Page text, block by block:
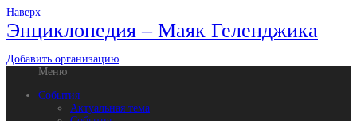
Наверх
Энциклопедия – Маяк Геленджика
Добавить организацию
Меню
События
Актуальная тема